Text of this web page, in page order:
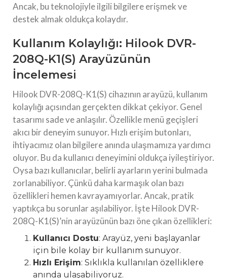
Ancak, bu teknolojiyle ilgili bilgilere erişmek ve
destek almak oldukça kolaydır.
Kullanım Kolaylığı: Hilook DVR-
208Q-K1(S) Arayüzünün
İncelemesi
Hilook DVR-208Q-K1(S) cihazının arayüzü, kullanım
kolaylığı açısından gerçekten dikkat çekiyor. Genel
tasarımı sade ve anlaşılır. Özellikle menü geçişleri
akıcı bir deneyim sunuyor. Hızlı erişim butonları,
ihtiyacımız olan bilgilere anında ulaşmamıza yardımcı
oluyor. Bu da kullanıcı deneyimini oldukça iyileştiriyor.
Oysa bazı kullanıcılar, belirli ayarların yerini bulmada
zorlanabiliyor. Çünkü daha karmaşık olan bazı
özellikleri hemen kavrayamıyorlar. Ancak, pratik
yaptıkça bu sorunlar aşılabiliyor. İşte Hilook DVR-
208Q-K1(S)’nin arayüzünün bazı öne çıkan özellikleri:
Kullanıcı Dostu: Arayüz, yeni başlayanlar
için bile kolay bir kullanım sunuyor.
Hızlı Erişim: Sıklıkla kullanılan özelliklere
anında ulaşabiliyoruz.